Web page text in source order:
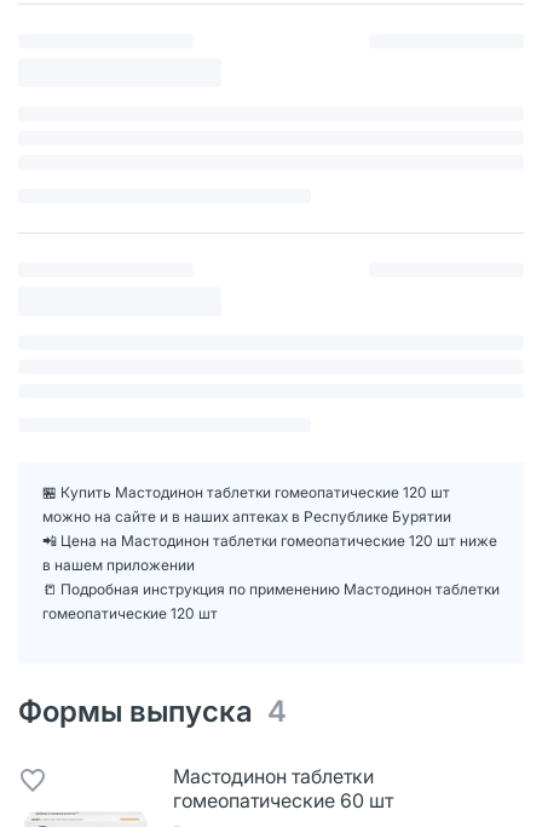
🏪 Купить Мастодинон таблетки гомеопатические 120 шт
можно на сайте и в наших аптеках в Республике Бурятии
📲 Цена на Мастодинон таблетки гомеопатические 120 шт ниже
в нашем приложении
📒 Подробная инструкция по применению Мастодинон таблетки
гомеопатические 120 шт
Формы выпуска 4
Мастодинон таблетки
гомеопатические 60 шт